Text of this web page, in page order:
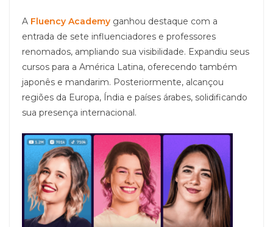
A Fluency Academy ganhou destaque com a
entrada de sete influenciadores e professores
renomados, ampliando sua visibilidade. Expandiu seus
cursos para a América Latina, oferecendo também
japonês e mandarim. Posteriormente, alcançou
regiões da Europa, Índia e países árabes, solidificando
sua presença internacional.